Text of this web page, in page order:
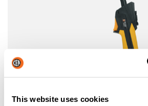
This website uses cookies